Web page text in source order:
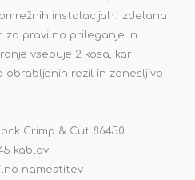
instalacijah. Izdelana
za pravilno prileganje in
vsebuje 2 kosa, kar
obrabljenih rezil in zanesljivo
Crimp & Cut 86450
kablov
namestitev